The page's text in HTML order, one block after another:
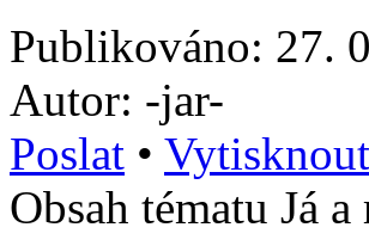
Publikováno: 27.
Autor: -jar-
Poslat • Vytisknout
Obsah tématu Já a